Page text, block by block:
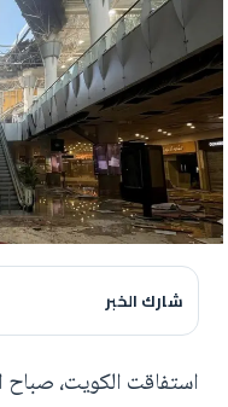
شارك الخبر